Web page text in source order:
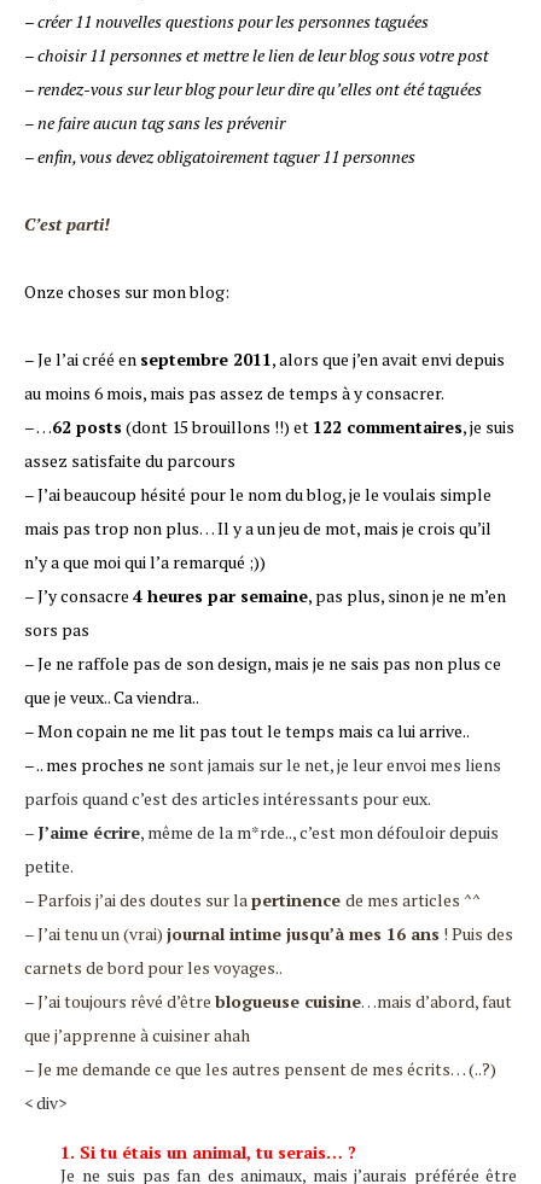
– créer 11 nouvelles questions pour les personnes taguées
– choisir 11 personnes et mettre le lien de leur blog sous votre post
– rendez-vous sur leur blog pour leur dire qu’elles ont été taguées
– ne faire aucun tag sans les prévenir
– enfin, vous devez obligatoirement taguer 11 personnes
C’est parti!
Onze choses sur mon blog:
– Je l’ai créé en septembre 2011, alors que j’en avait envi depuis
au moins 6 mois, mais pas assez de temps à y consacrer.
– …62 posts (dont 15 brouillons !!) et 122 commentaires, je suis
assez satisfaite du parcours
– J’ai beaucoup hésité pour le nom du blog, je le voulais simple
mais pas trop non plus… Il y a un jeu de mot, mais je crois qu’il
n’y a que moi qui l’a remarqué ;))
– J’y consacre 4 heures par semaine, pas plus, sinon je ne m’en
sors pas
– Je ne raffole pas de son design, mais je ne sais pas non plus ce
que je veux.. Ca viendra..
– Mon copain ne me lit pas tout le temps mais ca lui arrive..
– .. mes proches ne sont jamais sur le net, je leur envoi mes liens
parfois quand c’est des articles intéressants pour eux.
– J’aime écrire, même de la m*rde.., c’est mon défouloir depuis
petite.
– Parfois j’ai des doutes sur lapertinence de mes articles ^^
– J’ai tenu un (vrai) journal intime jusqu’à mes 16 ans ! Puis des
carnets de bord pour les voyages..
– J’ai toujours rêvé d’être blogueuse cuisine…mais d’abord, faut
que j’apprenne à cuisiner ahah
– Je me demande ce que les autres pensent de mes écrits… (..?)
< div>
1. Si tu étais un animal, tu serais… ?
Je ne suis pas fan des animaux, mais j’aurais préférée être